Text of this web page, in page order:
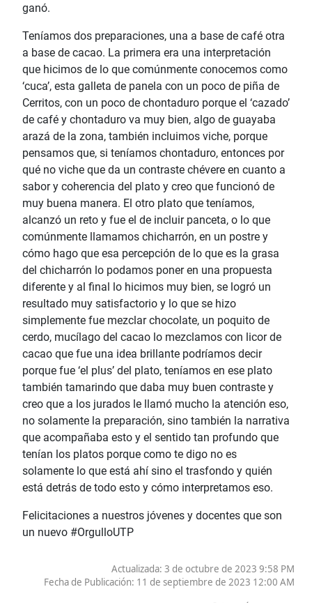
ganó.
Teníamos dos preparaciones, una a base de café otra
a base de cacao. La primera era una interpretación
que hicimos de lo que comúnmente conocemos como
‘cuca’, esta galleta de panela con un poco de piña de
Cerritos, con un poco de chontaduro porque el ‘cazado’
de café y chontaduro va muy bien, algo de guayaba
arazá de la zona, también incluimos viche, porque
pensamos que, si teníamos chontaduro, entonces por
qué no viche que da un contraste chévere en cuanto a
sabor y coherencia del plato y creo que funcionó de
muy buena manera. El otro plato que teníamos,
alcanzó un reto y fue el de incluir panceta, o lo que
comúnmente llamamos chicharrón, en un postre y
cómo hago que esa percepción de lo que es la grasa
del chicharrón lo podamos poner en una propuesta
diferente y al final lo hicimos muy bien, se logró un
resultado muy satisfactorio y lo que se hizo
simplemente fue mezclar chocolate, un poquito de
cerdo, mucílago del cacao lo mezclamos con licor de
cacao que fue una idea brillante podríamos decir
porque fue ‘el plus’ del plato, teníamos en ese plato
también tamarindo que daba muy buen contraste y
creo que a los jurados le llamó mucho la atención eso,
no solamente la preparación, sino también la narrativa
que acompañaba esto y el sentido tan profundo que
tenían los platos porque como te digo no es
solamente lo que está ahí sino el trasfondo y quién
está detrás de todo esto y cómo interpretamos eso.
Felicitaciones a nuestros jóvenes y docentes que son
un nuevo #OrgulloUTP
Actualizada: 3 de octubre de 2023 9:58 PM
Fecha de Publicación: 11 de septiembre de 2023 12:00 AM